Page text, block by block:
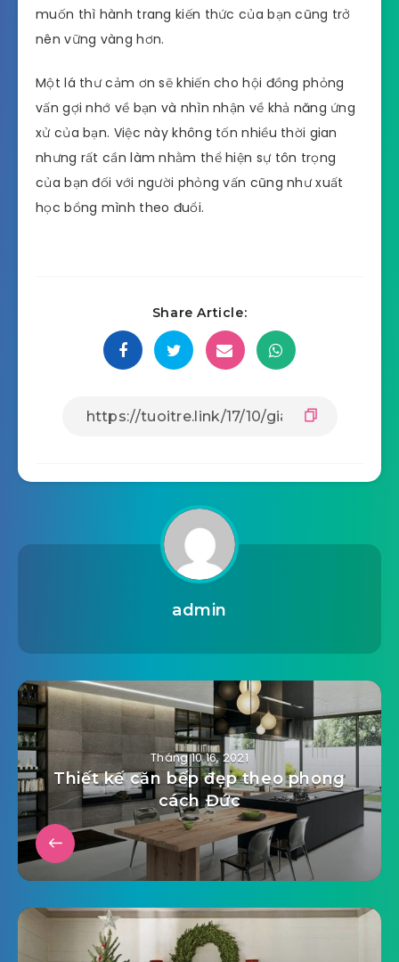
muốn thì hành trang kiến thức của bạn cũng trở
nên vững vàng hơn.
Một lá thư cảm ơn sẽ khiến cho hội đồng phỏng
vấn gợi nhớ về bạn và nhìn nhận về khả năng ứng
xử của bạn. Việc này không tốn nhiều thời gian
nhưng rất cần làm nhằm thể hiện sự tôn trọng
của bạn đối với người phỏng vấn cũng như xuất
học bổng mình theo đuổi.
Share Article:
admin
Tháng 10 16, 2021
Thiết kế căn bếp đẹp theo phong
cách Đức